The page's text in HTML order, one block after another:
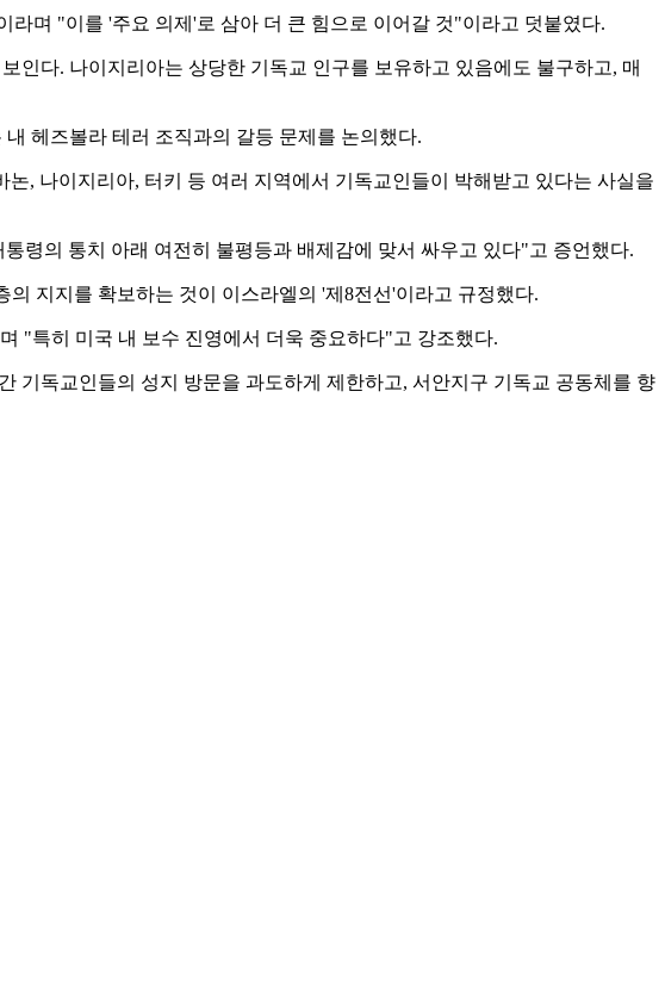
며 "이를 '주요 의제'로 삼아 더 큰 힘으로 이어갈 것"이라고 덧붙였다.
인다. 나이지리아는 상당한 기독교 인구를 보유하고 있음에도 불구하고, 매
헤즈볼라 테러 조직과의 갈등 문제를 논의했다.
, 나이지리아, 터키 등 여러 지역에서 기독교인들이 박해받고 있다는 사실을
령의 통치 아래 여전히 불평등과 배제감에 맞서 싸우고 있다"고 증언했다.
지지를 확보하는 것이 이스라엘의 '제8전선'이라고 규정했다.
"특히 미국 내 보수 진영에서 더욱 중요하다"고 강조했다.
기독교인들의 성지 방문을 과도하게 제한하고, 서안지구 기독교 공동체를 향